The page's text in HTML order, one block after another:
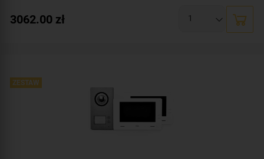
Zawartość zestawu:
rozdzielacz linii
3062.00 zł
ZESTAW